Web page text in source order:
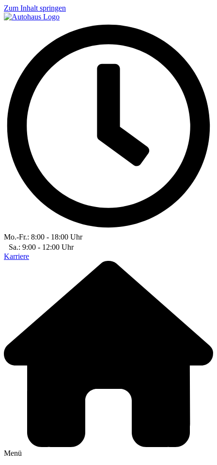
Zum Inhalt springen
Mo.-Fr.: 8:00 - 18:00 Uhr
Sa.: 9:00 - 12:00 Uhr
Karriere
Menü